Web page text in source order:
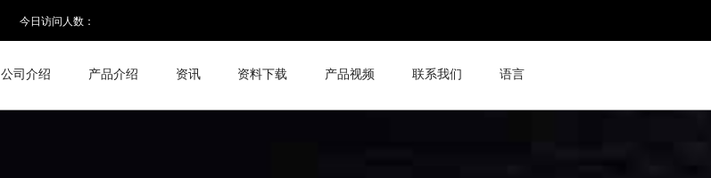
今日访问人数：
公司介绍 产品介绍 资讯 资料下载 产品视频 联系我们 语言